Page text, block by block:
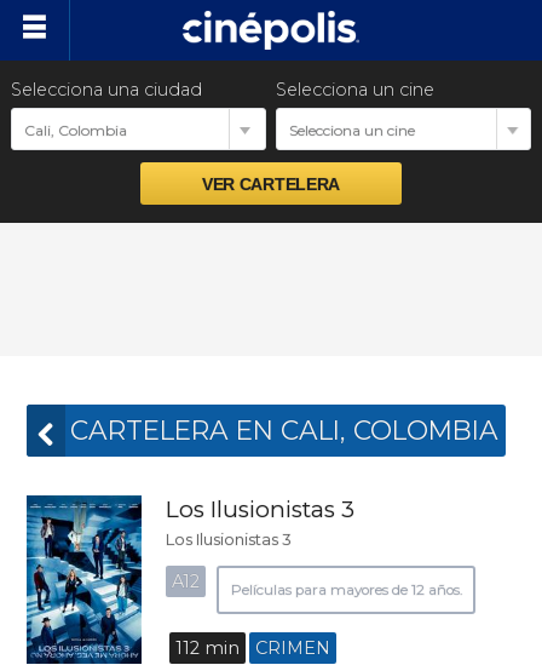
Selecciona una ciudad
Cali, Colombia
Selecciona un cine
Selecciona un cine
CARTELERA EN CALI, COLOMBIA
Los Ilusionistas 3
Los Ilusionistas 3
A12 Películas para mayores de 12 años.
112 min CRIMEN